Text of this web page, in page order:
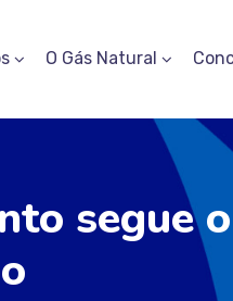
O Gás Natural
segue